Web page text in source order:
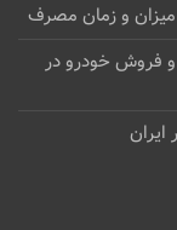
و زمان مصرف
فروش خودرو در